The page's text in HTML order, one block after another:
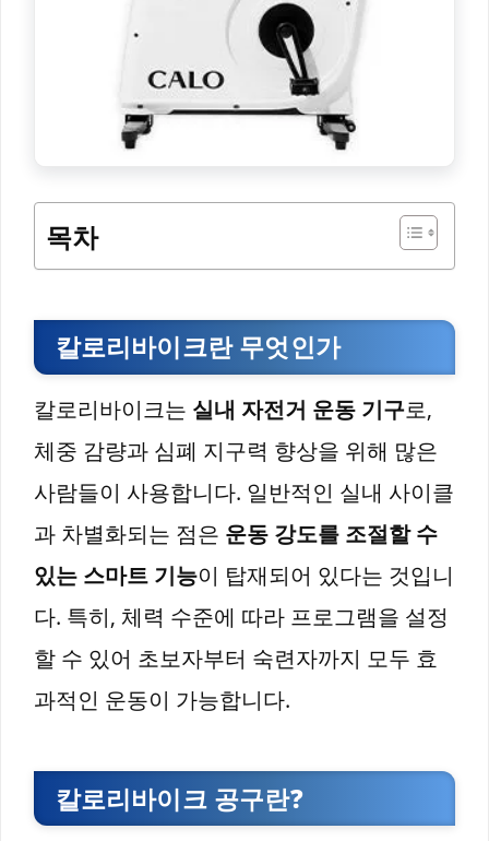
목차
칼로리바이크란 무엇인가
칼로리바이크는 실내 자전거 운동 기구로,
체중 감량과 심폐 지구력 향상을 위해 많은
사람들이 사용합니다. 일반적인 실내 사이클
과 차별화되는 점은 운동 강도를 조절할 수
있는 스마트 기능이 탑재되어 있다는 것입니
다. 특히, 체력 수준에 따라 프로그램을 설정
할 수 있어 초보자부터 숙련자까지 모두 효
과적인 운동이 가능합니다.
칼로리바이크 공구란?